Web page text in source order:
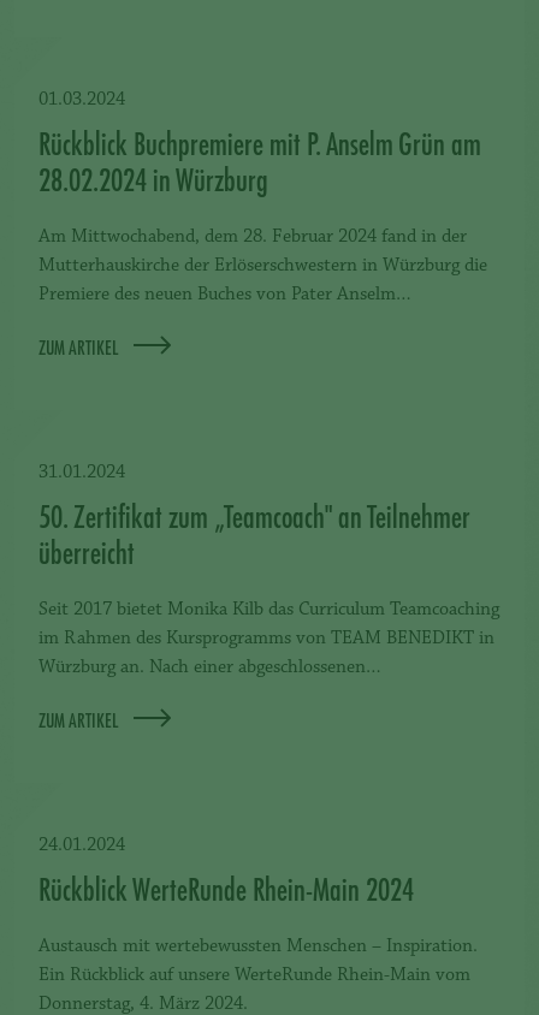
Rückblick Buchpremiere mit P. Anselm Grün am
28.02.2024 in Würzburg
Am Mittwochabend, dem 28. Februar 2024 fand in der
Mutterhauskirche der Erlöserschwestern in Würzburg die
Premiere des neuen Buches von Pater Anselm…
ZUM ARTIKEL
01.03.2024
50. Zertifikat zum „Teamcoach" an Teilnehmer
überreicht
Seit 2017 bietet Monika Kilb das Curriculum Teamcoaching
im Rahmen des Kursprogramms von TEAM BENEDIKT in
Würzburg an. Nach einer abgeschlossenen…
ZUM ARTIKEL
31.01.2024
Rückblick WerteRunde Rhein-Main 2024
Austausch mit wertebewussten Menschen – Inspiration.
Ein Rückblick auf unsere WerteRunde Rhein-Main vom
Donnerstag, 4. März 2024.
24.01.2024